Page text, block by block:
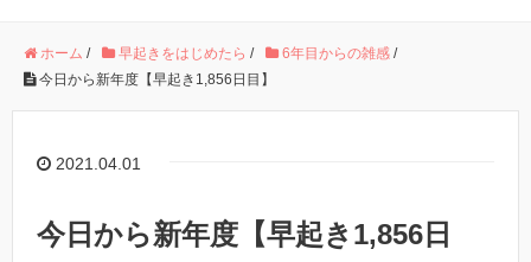
ホーム / 早起きをはじめたら / 6年目からの雑感 /
今日から新年度【早起き1,856日目】
2021.04.01
今日から新年度【早起き1,856日